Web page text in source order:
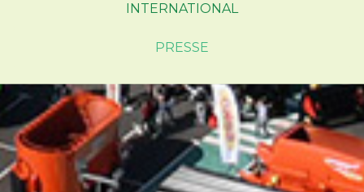
INTERNATIONAL
PRESSE